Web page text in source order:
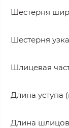
Шестерня
Шестерня
Шлицевая
Длина уступа
Длина